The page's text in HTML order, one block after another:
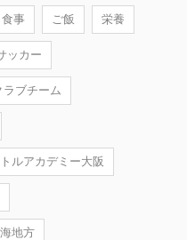
食事 ご飯 栄養
ッカー
ラブチーム
ルアカデミー大阪
地方